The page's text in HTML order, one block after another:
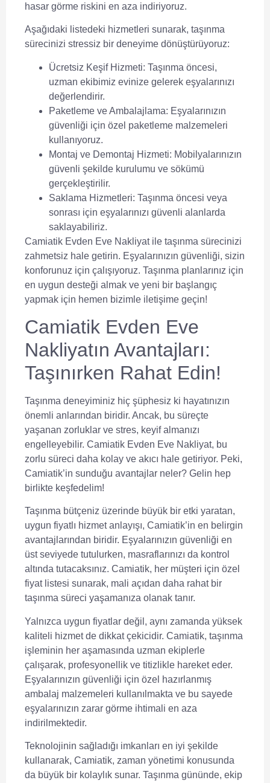
hasar görme riskini en aza indiriyoruz.
Aşağıdaki listedeki hizmetleri sunarak, taşınma
sürecinizi stressiz bir deneyime dönüştürüyoruz:
Ücretsiz Keşif Hizmeti: Taşınma öncesi,
uzman ekibimiz evinize gelerek eşyalarınızı
değerlendirir.
Paketleme ve Ambalajlama: Eşyalarınızın
güvenliği için özel paketleme malzemeleri
kullanıyoruz.
Montaj ve Demontaj Hizmeti: Mobilyalarınızın
güvenli şekilde kurulumu ve sökümü
gerçekleştirilir.
Saklama Hizmetleri: Taşınma öncesi veya
sonrası için eşyalarınızı güvenli alanlarda
saklayabiliriz.
Camiatik Evden Eve Nakliyat ile taşınma sürecinizi
zahmetsiz hale getirin. Eşyalarınızın güvenliği, sizin
konforunuz için çalışıyoruz. Taşınma planlarınız için
en uygun desteği almak ve yeni bir başlangıç
yapmak için hemen bizimle iletişime geçin!
Camiatik Evden Eve
Nakliyatın Avantajları:
Taşınırken Rahat Edin!
Taşınma deneyiminiz hiç şüphesiz ki hayatınızın
önemli anlarından biridir. Ancak, bu süreçte
yaşanan zorluklar ve stres, keyif almanızı
engelleyebilir. Camiatik Evden Eve Nakliyat, bu
zorlu süreci daha kolay ve akıcı hale getiriyor. Peki,
Camiatik’in sunduğu avantajlar neler? Gelin hep
birlikte keşfedelim!
Taşınma bütçeniz üzerinde büyük bir etki yaratan,
uygun fiyatlı hizmet anlayışı, Camiatik’in en belirgin
avantajlarından biridir. Eşyalarınızın güvenliği en
üst seviyede tutulurken, masraflarınızı da kontrol
altında tutacaksınız. Camiatik, her müşteri için özel
fiyat listesi sunarak, mali açıdan daha rahat bir
taşınma süreci yaşamanıza olanak tanır.
Yalnızca uygun fiyatlar değil, aynı zamanda yüksek
kaliteli hizmet de dikkat çekicidir. Camiatik, taşınma
işleminin her aşamasında uzman ekiplerle
çalışarak, profesyonellik ve titizlikle hareket eder.
Eşyalarınızın güvenliği için özel hazırlanmış
ambalaj malzemeleri kullanılmakta ve bu sayede
eşyalarınızın zarar görme ihtimali en aza
indirilmektedir.
Teknolojinin sağladığı imkanları en iyi şekilde
kullanarak, Camiatik, zaman yönetimi konusunda
da büyük bir kolaylık sunar. Taşınma gününde, ekip